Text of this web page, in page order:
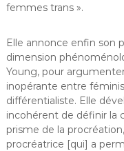
femmes trans ».
Elle annonce enfin son
dimension
Young, pour
inopérante entre
différentialiste. Elle
incohérent de définir la
prisme de la
procréatrice [qui] a